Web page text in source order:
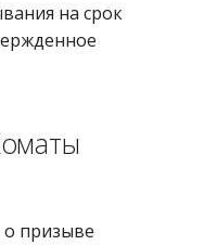
на срок
призыве